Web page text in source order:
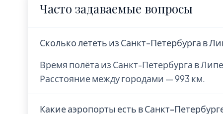
Часто задаваемые вопросы
Сколько лететь из Санкт-Петербурга в
Время полёта из Санкт-Петербурга в
Расстояние между городами — 993 км.
Какие аэропорты есть в Санкт-